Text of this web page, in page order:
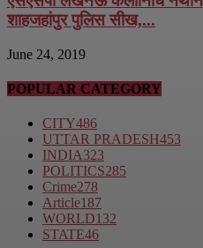
शाहजहांपुर पुलिस सीख,...
June 24, 2019
POPULAR CATEGORY
CITY486
UTTAR PRADESH453
INDIA323
POLITICS285
Crime278
Article187
WORLD132
STATE46